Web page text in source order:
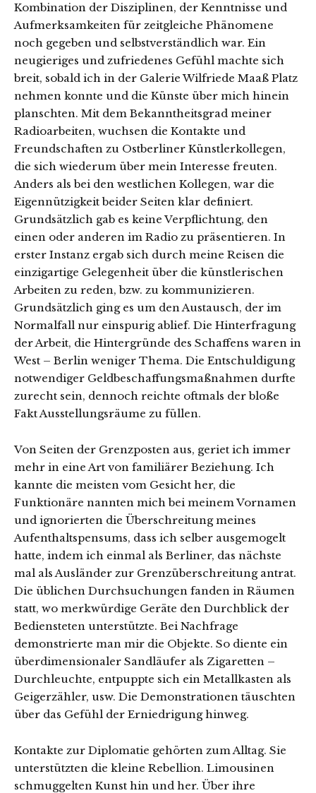
Kombination der Disziplinen, der Kenntnisse und
Aufmerksamkeiten für zeitgleiche Phänomene
noch gegeben und selbstverständlich war. Ein
neugieriges und zufriedenes Gefühl machte sich
breit, sobald ich in der Galerie Wilfriede Maaß Platz
nehmen konnte und die Künste über mich hinein
planschten. Mit dem Bekanntheitsgrad meiner
Radioarbeiten, wuchsen die Kontakte und
Freundschaften zu Ostberliner Künstlerkollegen,
die sich wiederum über mein Interesse freuten.
Anders als bei den westlichen Kollegen, war die
Eigennützigkeit beider Seiten klar definiert.
Grundsätzlich gab es keine Verpflichtung, den
einen oder anderen im Radio zu präsentieren. In
erster Instanz ergab sich durch meine Reisen die
einzigartige Gelegenheit über die künstlerischen
Arbeiten zu reden, bzw. zu kommunizieren.
Grundsätzlich ging es um den Austausch, der im
Normalfall nur einspurig ablief. Die Hinterfragung
der Arbeit, die Hintergründe des Schaffens waren in
West – Berlin weniger Thema. Die Entschuldigung
notwendiger Geldbeschaffungsmaßnahmen durfte
zurecht sein, dennoch reichte oftmals der bloße
Fakt Ausstellungsräume zu füllen.
Von Seiten der Grenzposten aus, geriet ich immer
mehr in eine Art von familiärer Beziehung. Ich
kannte die meisten vom Gesicht her, die
Funktionäre nannten mich bei meinem Vornamen
und ignorierten die Überschreitung meines
Aufenthaltspensums, dass ich selber ausgemogelt
hatte, indem ich einmal als Berliner, das nächste
mal als Ausländer zur Grenzüberschreitung antrat.
Die üblichen Durchsuchungen fanden in Räumen
statt, wo merkwürdige Geräte den Durchblick der
Bediensteten unterstützte. Bei Nachfrage
demonstrierte man mir die Objekte. So diente ein
überdimensionaler Sandläufer als Zigaretten –
Durchleuchte, entpuppte sich ein Metallkasten als
Geigerzähler, usw. Die Demonstrationen täuschten
über das Gefühl der Erniedrigung hinweg.
Kontakte zur Diplomatie gehörten zum Alltag. Sie
unterstützten die kleine Rebellion. Limousinen
schmuggelten Kunst hin und her. Über ihre